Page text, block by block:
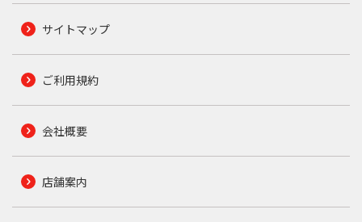
サイトマップ
ご利用規約
会社概要
店舗案内